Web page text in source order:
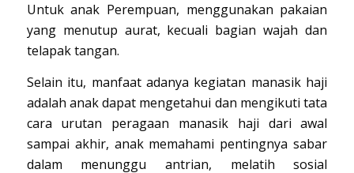
Untuk anak Perempuan, menggunakan pakaian
yang menutup aurat, kecuali bagian wajah dan
telapak tangan.
Selain itu, manfaat adanya kegiatan manasik haji
adalah anak dapat mengetahui dan mengikuti tata
cara urutan peragaan manasik haji dari awal
sampai akhir, anak memahami pentingnya sabar
dalam menunggu antrian, melatih sosial